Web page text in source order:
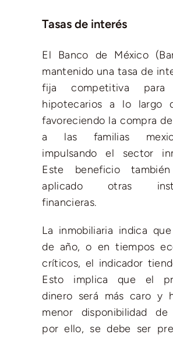
Tasas de interés
El Banco de México
mantenido una tasa de
fija competitiva para
hipotecarios a lo largo
favoreciendo la compra
a las familias
impulsando el sector
Este beneficio
aplicado otras
financieras.
La inmobiliaria indica
de año, o en tiempos
críticos, el indicador
Esto implica que el
dinero será más caro y
menor disponibilidad de
por ello, se debe ser